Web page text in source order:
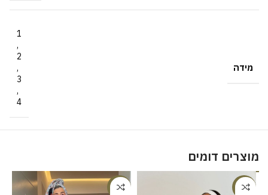
מידה
1
,
2
,
3
,
4
מוצרים דומים
-18%
-25%